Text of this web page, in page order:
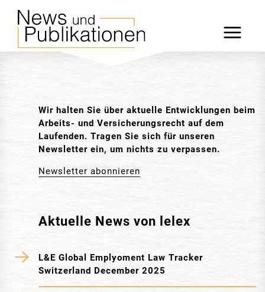
Wir halten Sie über aktuelle Entwicklungen beim
Arbeits- und Versicherungsrecht auf dem
Laufenden. Tragen Sie sich für unseren
Newsletter ein, um nichts zu verpassen.
Newsletter abonnieren
Aktuelle News von lelex
L&E Global Emplyoment Law Tracker
Switzerland December 2025